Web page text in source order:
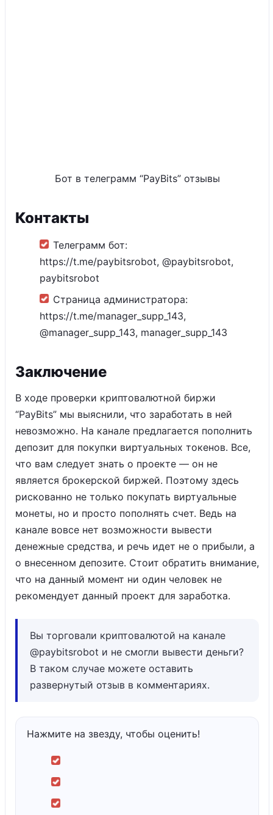
Бот в телеграмм “PayBits” отзывы
Контакты
Телеграмм бот:
https://t.me/paybitsrobot, @paybitsrobot,
paybitsrobot
Страница администратора:
https://t.me/manager_supp_143,
@manager_supp_143, manager_supp_143
Заключение
В ходе проверки криптовалютной биржи
“PayBits” мы выяснили, что заработать в ней
невозможно. На канале предлагается пополнить
депозит для покупки виртуальных токенов. Все,
что вам следует знать о проекте — он не
является брокерской биржей. Поэтому здесь
рискованно не только покупать виртуальные
монеты, но и просто пополнять счет. Ведь на
канале вовсе нет возможности вывести
денежные средства, и речь идет не о прибыли, а
о внесенном депозите. Стоит обратить внимание,
что на данный момент ни один человек не
рекомендует данный проект для заработка.
Вы торговали криптовалютой на канале
@paybitsrobot и не смогли вывести деньги?
В таком случае можете оставить
развернутый отзыв в комментариях.
Нажмите на звезду, чтобы оценить!